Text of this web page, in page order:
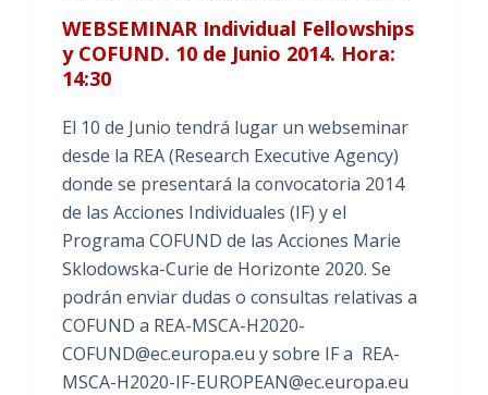
WEBSEMINAR Individual Fellowships
y COFUND. 10 de Junio 2014. Hora:
14:30
El 10 de Junio tendrá lugar un webseminar
desde la REA (Research Executive Agency)
donde se presentará la convocatoria 2014
de las Acciones Individuales (IF) y el
Programa COFUND de las Acciones Marie
Sklodowska-Curie de Horizonte 2020. Se
podrán enviar dudas o consultas relativas a
COFUND a REA-MSCA-H2020-
COFUND@ec.europa.eu y sobre IF a REA-
MSCA-H2020-IF-EUROPEAN@ec.europa.eu